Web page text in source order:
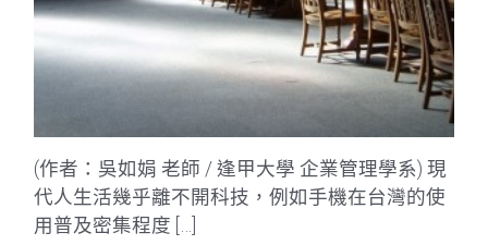
(作者：吳如娟 老師 / 逢甲大學 企業管理學系) 現
代人生活幾乎離不開科技，例如手機在台灣的使
用普及密集程度 […]